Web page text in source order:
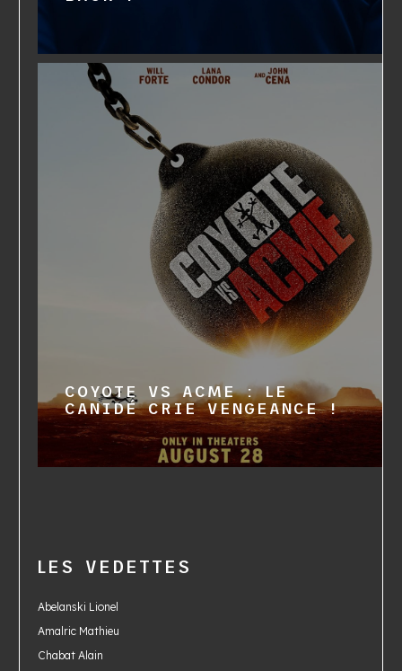
COYOTE VS ACME : LE
CANIDÉ CRIE VENGEANCE !
LES VEDETTES
Abelanski Lionel
Amalric Mathieu
Chabat Alain